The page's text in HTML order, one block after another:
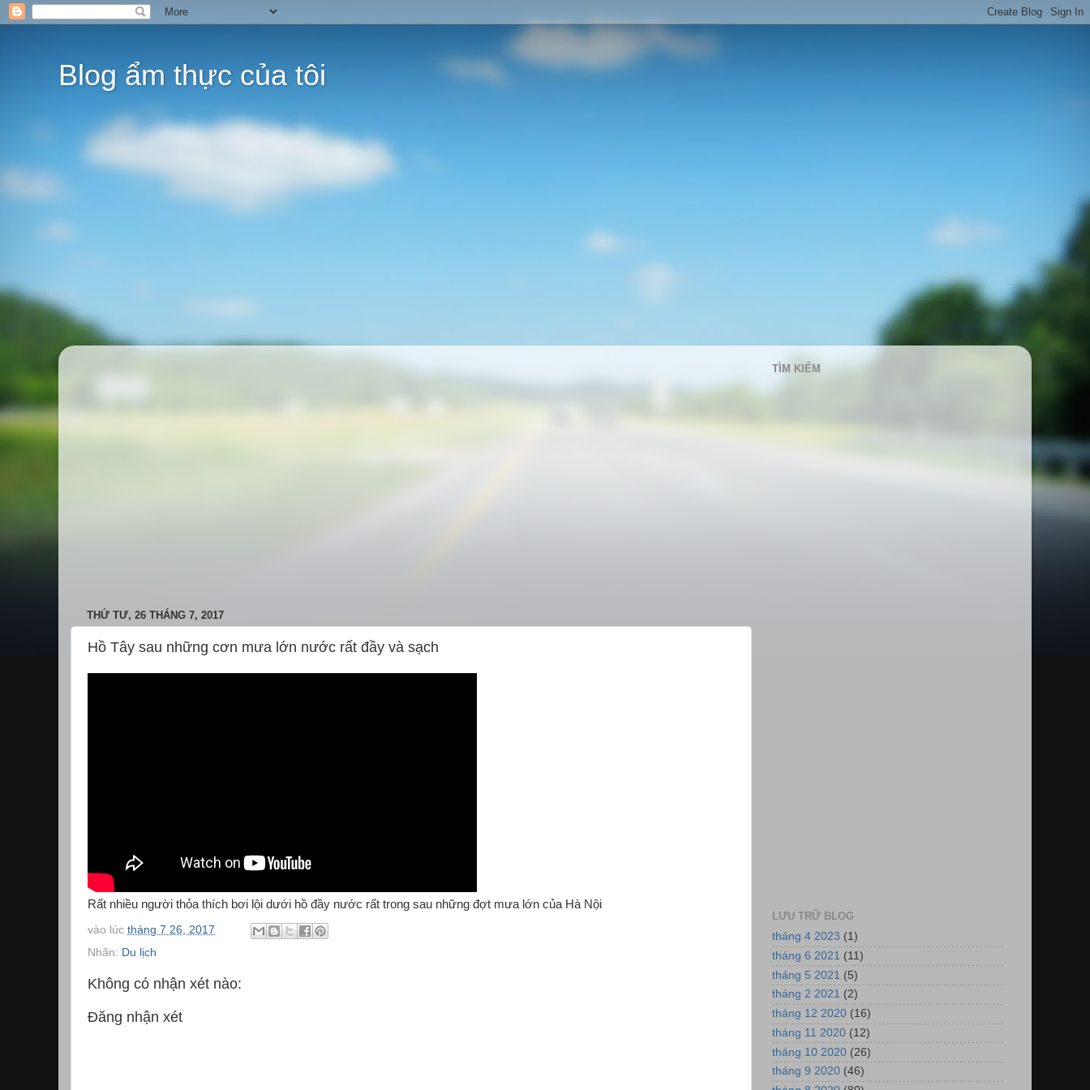
Blog ẩm thực của tôi
THỨ TƯ, 26 THÁNG 7, 2017
Hồ Tây sau những cơn mưa lớn nước rất đầy và sạch
Rất nhiều người thỏa thích bơi lội dưới hồ đầy nước rất trong sau những đợt mưa lớn của Hà Nội
vào lúc tháng 7 26, 2017
Nhãn: Du lịch
Không có nhận xét nào:
Đăng nhận xét
TÌM KIẾM
LƯU TRỮ BLOG
tháng 4 2023 (1)
tháng 6 2021 (11)
tháng 5 2021 (5)
tháng 2 2021 (2)
tháng 12 2020 (16)
tháng 11 2020 (12)
tháng 10 2020 (26)
tháng 9 2020 (46)